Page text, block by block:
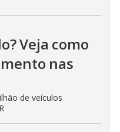
Veja como
nas
de veículos